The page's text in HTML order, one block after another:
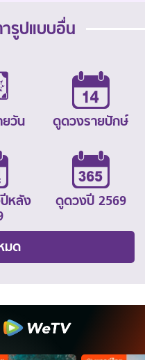
รูปแบบอื่น
ยวัน ดูดวงรายปักษ์
หลัง
ดูดวงปี 2569
มด